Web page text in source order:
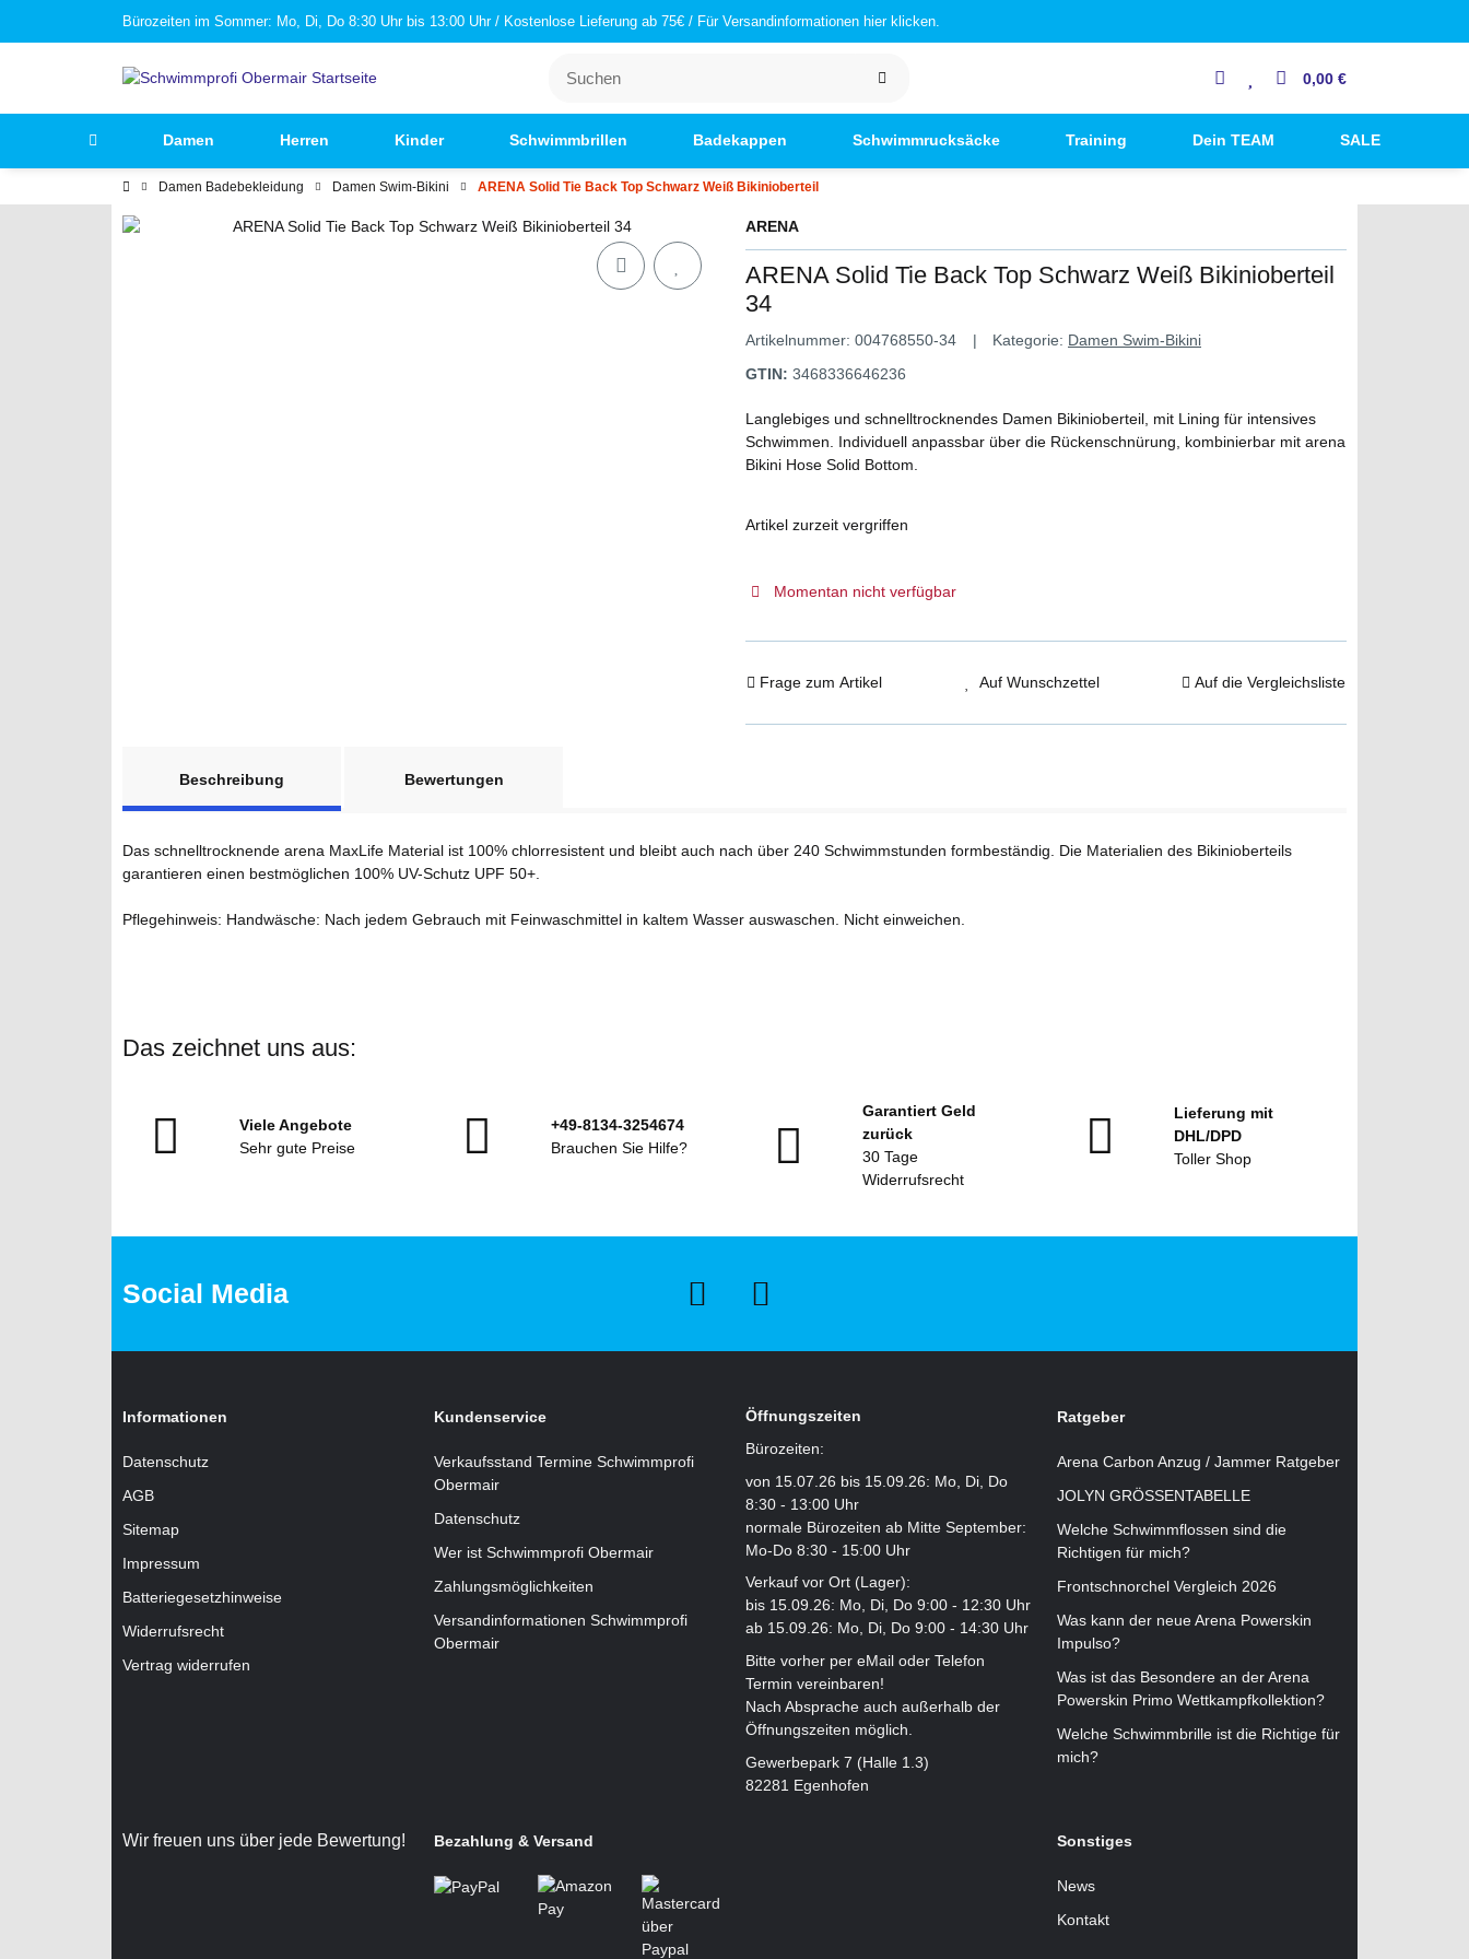
Bürozeiten im Sommer: Mo, Di, Do 8:30 Uhr bis 13:00 Uhr / Kostenlose Lieferung ab 75€ / Für Versandinformationen hier klicken.
0,00 €
Damen Herren Kinder Schwimmbrillen Badekappen Schwimmrucksäcke Training Dein TEAM SALE
Damen Badebekleidung Damen Swim-Bikini ARENA Solid Tie Back Top Schwarz Weiß Bikinioberteil
ARENA
ARENA Solid Tie Back Top Schwarz Weiß Bikinioberteil
34
Artikelnummer: 004768550-34 Kategorie: Damen Swim-Bikini
GTIN: 3468336646236
Langlebiges und schnelltrocknendes Damen Bikinioberteil, mit Lining für intensives
Schwimmen. Individuell anpassbar über die Rückenschnürung, kombinierbar mit arena
Bikini Hose Solid Bottom.
Artikel zurzeit vergriffen
Momentan nicht verfügbar
Frage zum Artikel Auf Wunschzettel Auf die Vergleichsliste
Beschreibung
Bewertungen
Das schnelltrocknende arena MaxLife Material ist 100% chlorresistent und bleibt auch nach über 240 Schwimmstunden formbeständig. Die Materialien des Bikinioberteils
garantieren einen bestmöglichen 100% UV-Schutz UPF 50+.
Pflegehinweis: Handwäsche: Nach jedem Gebrauch mit Feinwaschmittel in kaltem Wasser auswaschen. Nicht einweichen.
Das zeichnet uns aus:
Viele Angebote
Sehr gute Preise
+49-8134-3254674
Brauchen Sie Hilfe?
Garantiert Geld
zurück
30 Tage
Widerrufsrecht
Lieferung mit
DHL/DPD
Toller Shop
Social Media
Informationen
Datenschutz
AGB
Sitemap
Impressum
Batteriegesetzhinweise
Widerrufsrecht
Vertrag widerrufen
Kundenservice
Verkaufsstand Termine Schwimmprofi
Obermair
Datenschutz
Wer ist Schwimmprofi Obermair
Zahlungsmöglichkeiten
Versandinformationen Schwimmprofi
Obermair
Öffnungszeiten
Bürozeiten:
von 15.07.26 bis 15.09.26: Mo, Di, Do
8:30 - 13:00 Uhr
normale Bürozeiten ab Mitte September:
Mo-Do 8:30 - 15:00 Uhr
Verkauf vor Ort (Lager):
bis 15.09.26: Mo, Di, Do 9:00 - 12:30 Uhr
ab 15.09.26: Mo, Di, Do 9:00 - 14:30 Uhr
Bitte vorher per eMail oder Telefon
Termin vereinbaren!
Nach Absprache auch außerhalb der
Öffnungszeiten möglich.
Gewerbepark 7 (Halle 1.3)
82281 Egenhofen
Ratgeber
Arena Carbon Anzug / Jammer Ratgeber
JOLYN GRÖSSENTABELLE
Welche Schwimmflossen sind die
Richtigen für mich?
Frontschnorchel Vergleich 2026
Was kann der neue Arena Powerskin
Impulso?
Was ist das Besondere an der Arena
Powerskin Primo Wettkampfkollektion?
Welche Schwimmbrille ist die Richtige für
mich?
Wir freuen uns über jede Bewertung! Bezahlung & Versand Sonstiges
News
Kontakt